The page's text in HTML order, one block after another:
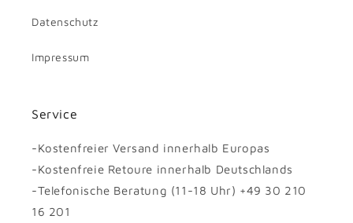
Datenschutz
Impressum
Service
-Kostenfreier Versand innerhalb Europas
-Kostenfreie Retoure innerhalb Deutschlands
-Telefonische Beratung (11-18 Uhr) +49 30 210
16 201